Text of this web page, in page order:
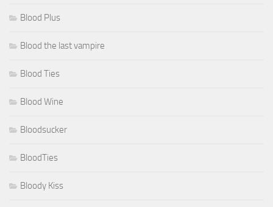
Blood Plus
Blood the last vampire
Blood Ties
Blood Wine
Bloodsucker
BloodTies
Bloody Kiss